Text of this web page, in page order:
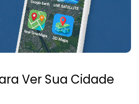
Ver Sua Cidade